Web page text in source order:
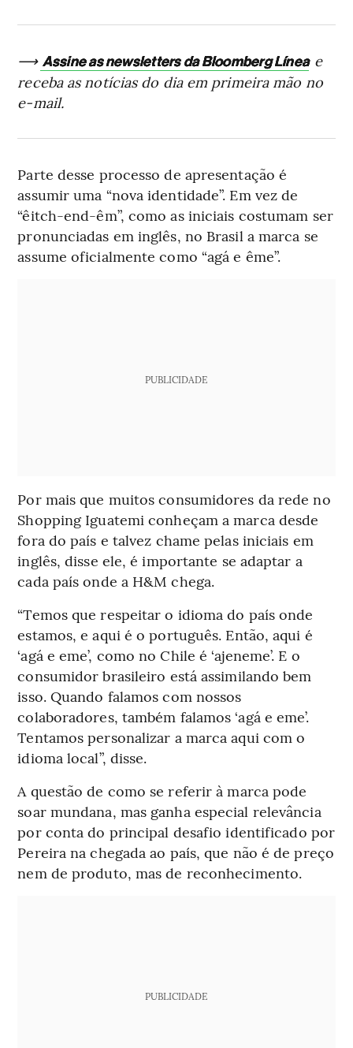
⟶ Assine as newsletters da Bloomberg Línea e
receba as notícias do dia em primeira mão no
e-mail.
Parte desse processo de apresentação é
assumir uma “nova identidade”. Em vez de
“êitch-end-êm”, como as iniciais costumam ser
pronunciadas em inglês, no Brasil a marca se
assume oficialmente como “agá e ême”.
PUBLICIDADE
Por mais que muitos consumidores da rede no
Shopping Iguatemi conheçam a marca desde
fora do país e talvez chame pelas iniciais em
inglês, disse ele, é importante se adaptar a
cada país onde a H&M chega.
“Temos que respeitar o idioma do país onde
estamos, e aqui é o português. Então, aqui é
‘agá e eme’, como no Chile é ‘ajeneme’. E o
consumidor brasileiro está assimilando bem
isso. Quando falamos com nossos
colaboradores, também falamos ‘agá e eme’.
Tentamos personalizar a marca aqui com o
idioma local”, disse.
A questão de como se referir à marca pode
soar mundana, mas ganha especial relevância
por conta do principal desafio identificado por
Pereira na chegada ao país, que não é de preço
nem de produto, mas de reconhecimento.
PUBLICIDADE